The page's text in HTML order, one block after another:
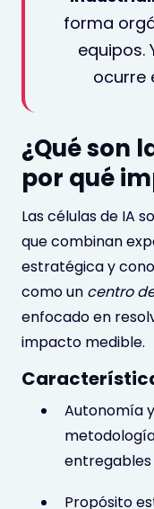
forma
equipos.
ocurre
¿Qué son
por qué
Las células de IA
que combinan
estratégica y
como un centro
enfocado en
impacto medible.
Autonomía
entregables
Propósito